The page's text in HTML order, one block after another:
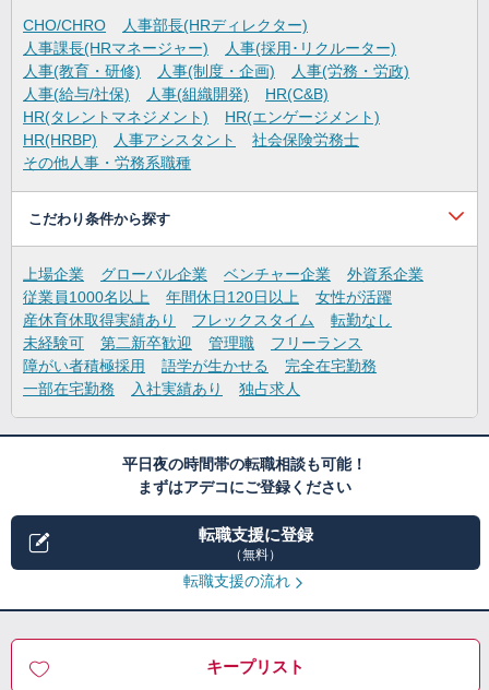
CHO/CHRO
人事部長(HRディレクター)
人事課長(HRマネージャー)
人事(採用･リクルーター)
人事(教育・研修)
人事(制度・企画)
人事(労務・労政)
人事(給与/社保)
人事(組織開発)
HR(C&B)
HR(タレントマネジメント)
HR(エンゲージメント)
HR(HRBP)
人事アシスタント
社会保険労務士
その他人事・労務系職種
こだわり条件から探す
上場企業 グローバル企業 ベンチャー企業
外資系企業
従業員1000名以上
年間休日120日以上
女性が活躍
産休育休取得実績あり
フレックスタイム
転勤なし
未経験可
第二新卒歓迎 管理職
フリーランス
障がい者積極採用
語学が生かせる
完全在宅勤務
一部在宅勤務
入社実績あり 独占求人
平日夜の時間帯の転職相談も可能！
まずはアデコにご登録ください
転職支援に登録
（無料）
転職支援の流れ
キープリスト